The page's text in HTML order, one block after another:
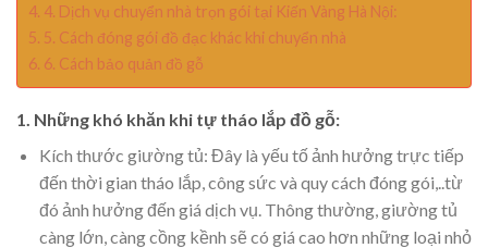
4. Dịch vụ chuyển nhà trọn gói tại Kiến Vàng Hà Nội:
5. Cách đóng gói đồ đạc khác khi chuyển nhà
6. Cách bảo quản đồ gỗ
1. Những khó khăn khi tự tháo lắp đồ gỗ:
Kích thước giường tủ: Đây là yếu tố ảnh hưởng trực tiếp
đến thời gian tháo lắp, công sức và quy cách đóng gói,..từ
đó ảnh hưởng đến giá dịch vụ. Thông thường, giường tủ
càng lớn, càng cồng kềnh sẽ có giá cao hơn những loại nhỏ